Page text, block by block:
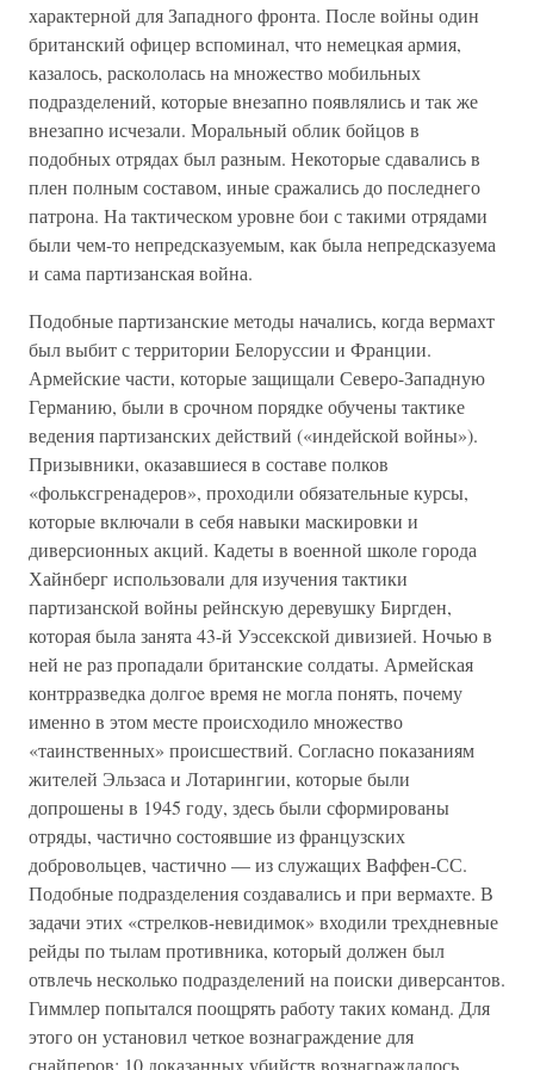
характерной для Западного фронта. После войны один
британский офицер вспоминал, что немецкая армия,
казалось, раскололась на множество мобильных
подразделений, которые внезапно появлялись и так же
внезапно исчезали. Моральный облик бойцов в
подобных отрядах был разным. Некоторые сдавались в
плен полным составом, иные сражались до последнего
патрона. На тактическом уровне бои с такими отрядами
были чем-то непредсказуемым, как была непредсказуема
и сама партизанская война.
Подобные партизанские методы начались, когда вермахт
был выбит с территории Белоруссии и Франции.
Армейские части, которые защищали Северо-Западную
Германию, были в срочном порядке обучены тактике
ведения партизанских действий («индейской войны»).
Призывники, оказавшиеся в составе полков
«фольксгренадеров», проходили обязательные курсы,
которые включали в себя навыки маскировки и
диверсионных акций. Кадеты в военной школе города
Хайнберг использовали для изучения тактики
партизанской войны рейнскую деревушку Биргден,
которая была занята 43-й Уэссекской дивизией. Ночью в
ней не раз пропадали британские солдаты. Армейская
контрразведка долгoe время не могла понять, почему
именно в этом месте происходило множество
«таинственных» происшествий. Согласно показаниям
жителей Эльзаса и Лотарингии, которые были
допрошены в 1945 году, здесь были сформированы
отряды, частично состоявшие из французских
добровольцев, частично — из служащих Ваффен-СС.
Подобные подразделения создавались и при вермахте. В
задачи этих «стрелков-невидимок» входили трехдневные
рейды по тылам противника, который должен был
отвлечь несколько подразделений на поиски диверсантов.
Гиммлер попытался поощрять работу таких команд. Для
этого он установил четкое вознаграждение для
снайперов: 10 доказанных убийств вознаграждалось